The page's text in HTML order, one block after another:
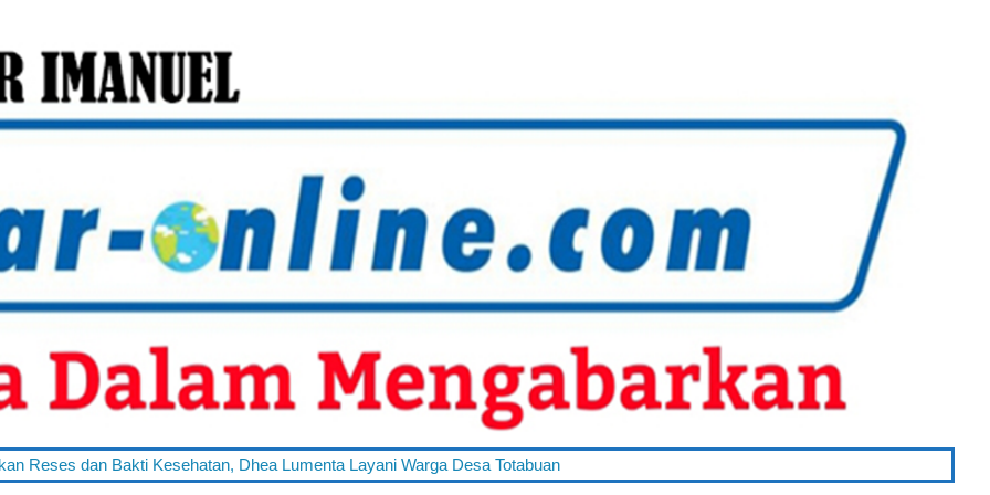
Bakti Kesehatan, Dhea Lumenta Layani Warga Desa Totabuan